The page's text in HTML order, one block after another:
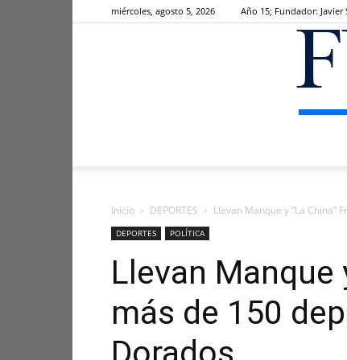
miércoles, agosto 5, 2026 Año 15; Fundador: Javier
Inicio DEPORTES Llevan Manque y “La China”
DEPORTES POLÍTICA
Llevan Manque
más de 150